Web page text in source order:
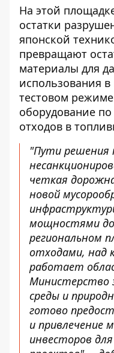
На этой
остатки
японской
превращают
материалы для
использования
тестовом
оборудование
отходов в
"Пути решения
четкая
новой
мощностями
региональном
отходами, над
работает
среды и
готово
и привлечение
инвесторов